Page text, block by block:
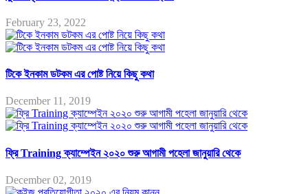
February 23, 2022
টিকে ইনকাম ডটকম এর পোষ্ট নিয়ে কিছু কথা
December 11, 2019
ফ্রি Training ক্যাম্পেইন ২০২০ শুরু আগামী পহেলা জানুয়ারি থেকে
December 02, 2019